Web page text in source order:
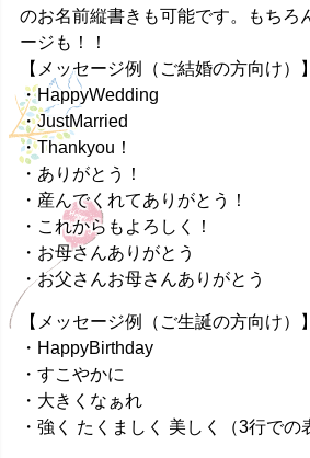
のお名前縦書きも可能です。もちろ
ージも！！
【メッセージ例（ご結婚の方向け）】
・HappyWedding
・JustMarried
・Thankyou！
・ありがとう！
・産んでくれてありがとう！
・これからもよろしく！
・お母さんありがとう
・お父さんお母さんありがとう
【メッセージ例（ご生誕の方向け）】
・HappyBirthday
・すこやかに
・大きくなぁれ
・強く たくましく 美しく（3行での